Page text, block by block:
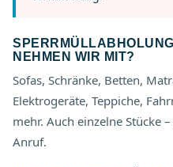
NEHMEN WIR MIT?
Sofas, Schränke, Betten,
Elektrogeräte, Teppiche,
mehr. Auch einzelne Stücke
Anruf.